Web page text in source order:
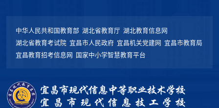
中华人民共和国教育部 湖北省教育厅 湖北教育信息网
湖北省教育考试院 宜昌市人民政府 宜昌机关党建网 宜昌市教育局
宜昌教育招考信息网
国家中小学智慧教育平台